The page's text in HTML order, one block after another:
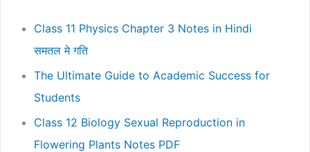
Class 11 Physics Chapter 3 Notes in Hindi
समतल मे गति
The Ultimate Guide to Academic Success for
Students
Class 12 Biology Sexual Reproduction in
Flowering Plants Notes PDF